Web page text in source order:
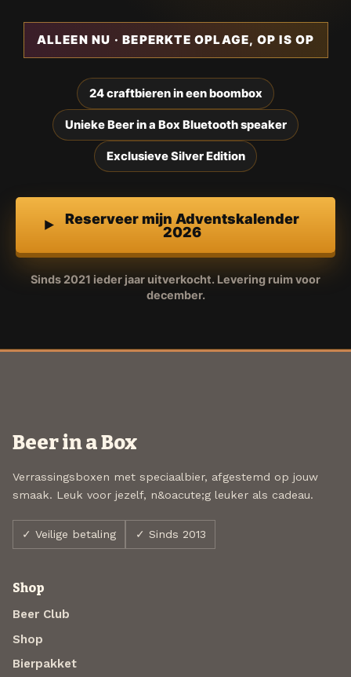
ALLEEN NU · BEPERKTE OPLAGE, OP IS OP
24 craftbieren in een boombox
Unieke Beer in a Box Bluetooth speaker
Exclusieve Silver Edition
Reserveer mijn Adventskalender
2026
Sinds 2021 ieder jaar uitverkocht. Levering ruim voor
december.
Beer in a Box
Verrassingsboxen met speciaalbier, afgestemd op jouw
smaak. Leuk voor jezelf, n&oacute;g leuker als cadeau.
✓ Veilige betaling ✓ Sinds 2013
Shop
Beer Club
Shop
Bierpakket